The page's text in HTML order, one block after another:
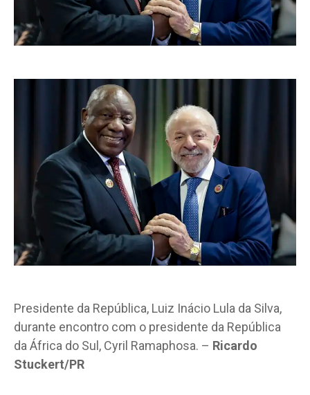
Presidente da República, Luiz Inácio Lula da Silva,
durante encontro com o presidente da República
da África do Sul, Cyril Ramaphosa. – Ricardo
Stuckert/PR